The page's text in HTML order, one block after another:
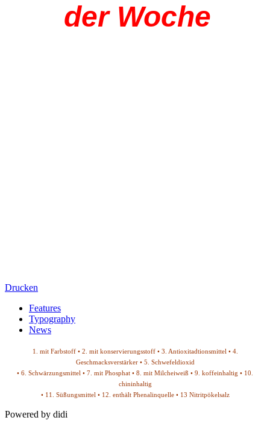
der Woche
Drucken
Features
Typography
News
1. mit Farbstoff • 2. mit konservierungsstoff • 3. Antioxitadtionsmittel • 4.
Geschmacksverstärker • 5. Schwefeldioxid
• 6. Schwärzungsmittel • 7. mit Phosphat • 8. mit Milcheiweiß • 9. koffeinhaltig • 10.
chininhaltig
• 11. Süßungsmittel • 12. enthält Phenalinquelle • 13 Nitritpökelsalz
Powered by didi